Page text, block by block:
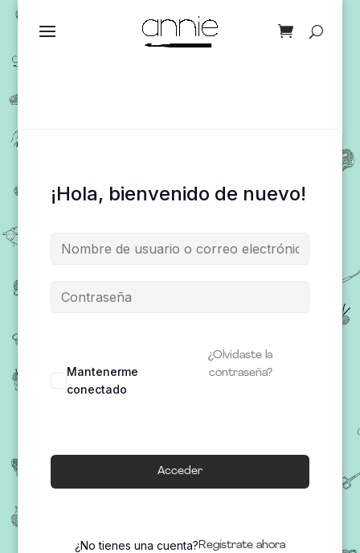
¡Hola, bienvenido de nuevo!
Mantenerme
conectado
¿Olvidaste la
contraseña?
Acceder
¿No tienes una cuenta?Regístrate ahora